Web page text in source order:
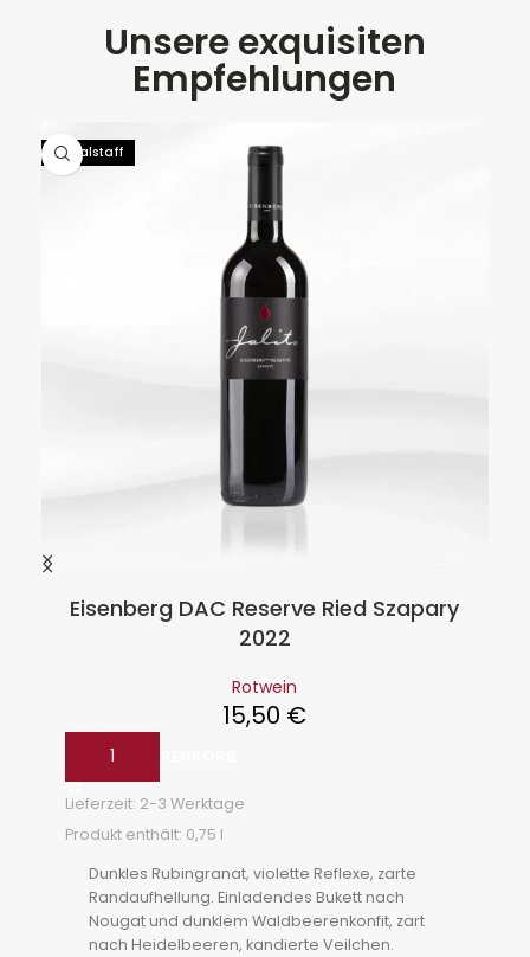
Unsere exquisiten
Empfehlungen
92 Falstaff
Eisenberg DAC Reserve Ried Szapary
2022
Rotwein
15,50 €
IN DEN WARENKORB
Lieferzeit: 2-3 Werktage
Produkt enthält: 0,75 l
Dunkles Rubingranat, violette Reflexe, zarte
Randaufhellung. Einladendes Bukett nach
Nougat und dunklem Waldbeerenkonfit, zart
nach Heidelbeeren, kandierte Veilchen.